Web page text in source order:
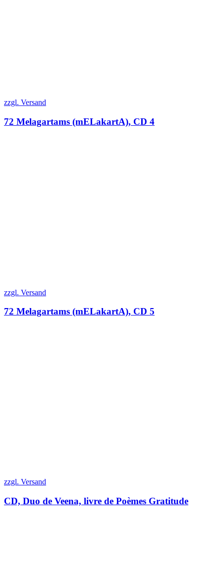
zzgl. Versand
72 Melagartams (mELakartA), CD 4
zzgl. Versand
72 Melagartams (mELakartA), CD 5
zzgl. Versand
CD, Duo de Veena, livre de Poèmes Gratitude